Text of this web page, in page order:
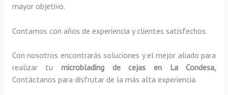
mayor objetivo.
Contamos con años de experiencia y clientes satisfechos.
Con nosotros encontrarás soluciones y el mejor aliado para
realizar tumicroblading de cejas en La Condesa,
Contáctanos para disfrutar de la más alta experiencia.